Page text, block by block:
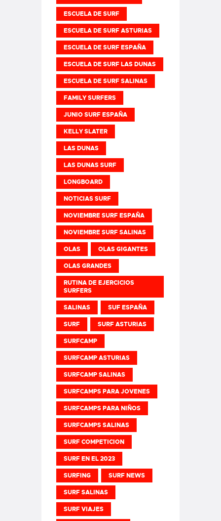
ESCUELA DE SURF
ESCUELA DE SURF ASTURIAS
ESCUELA DE SURF ESPAÑA
ESCUELA DE SURF LAS DUNAS
ESCUELA DE SURF SALINAS
FAMILY SURFERS
JUNIO SURF ESPAÑA
KELLY SLATER
LAS DUNAS
LAS DUNAS SURF
LONGBOARD
NOTICIAS SURF
NOVIEMBRE SURF ESPAÑA
NOVIEMBRE SURF SALINAS
OLAS OLAS GIGANTES
OLAS GRANDES
RUTINA DE EJERCICIOS
SURFERS
SALINAS SUF ESPAÑA
SURF SURF ASTURIAS
SURFCAMP
SURFCAMP ASTURIAS
SURFCAMP SALINAS
SURFCAMPS PARA JOVENES
SURFCAMPS PARA NIÑOS
SURFCAMPS SALINAS
SURF COMPETICION
SURF EN EL 2023
SURFING SURF NEWS
SURF SALINAS
SURF VIAJES